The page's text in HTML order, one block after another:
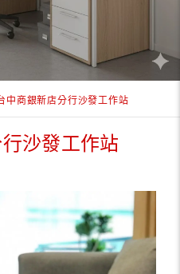
中商銀新店分行沙發工作站
沙發工作站